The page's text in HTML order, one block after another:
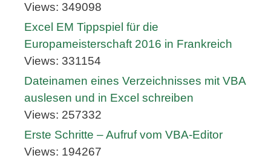
Views: 349098
Excel EM Tippspiel für die
Europameisterschaft 2016 in Frankreich
Views: 331154
Dateinamen eines Verzeichnisses mit VBA
auslesen und in Excel schreiben
Views: 257332
Erste Schritte – Aufruf vom VBA-Editor
Views: 194267